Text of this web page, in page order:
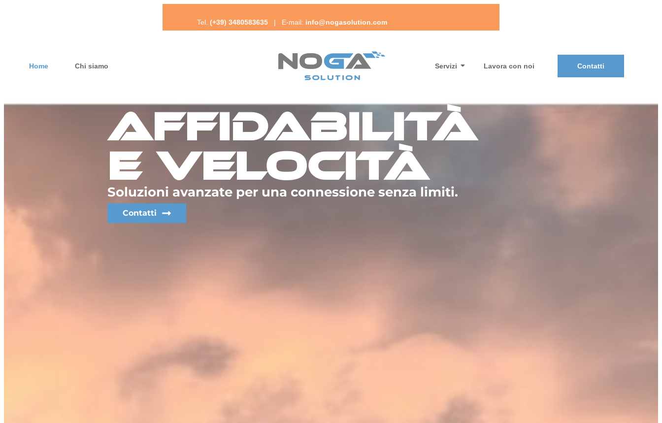
Tel.(+39) 3480583635 | E-mail: info@nogasolution.com
Home Chi siamo Servizi Lavora con noi Contatti
Affidabilità
e velocità
Soluzioni avanzate per una connessione senza limiti.
Contatti